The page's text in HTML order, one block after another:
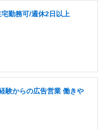
勤務可/週休2日以上
験からの広告営業 働きや